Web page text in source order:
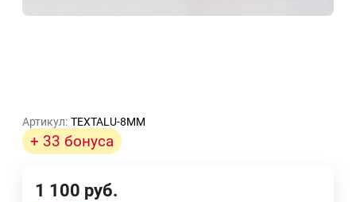
Артикул: TEXTALU-8MM
+ 33 бонуса
1 100 руб.